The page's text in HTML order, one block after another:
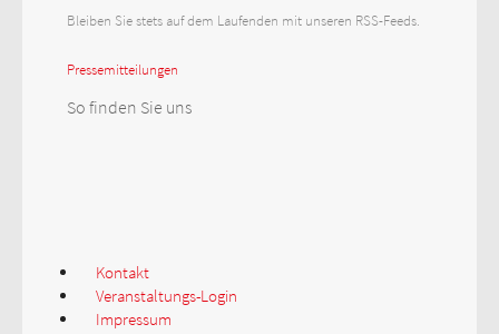
Bleiben Sie stets auf dem Laufenden mit unseren RSS-Feeds.
Pressemitteilungen
So finden Sie uns
Kontakt
Veranstaltungs-Login
Impressum